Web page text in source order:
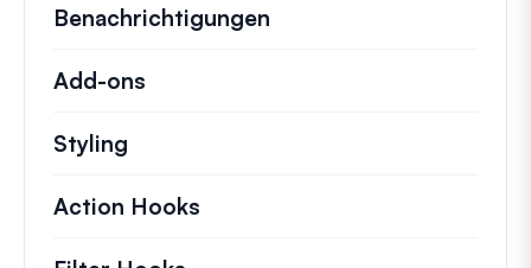
Benachrichtigungen
Add-ons
Styling
Action Hooks